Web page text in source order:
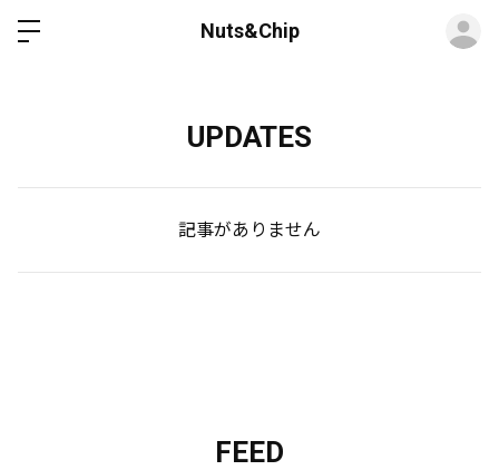
Nuts&Chip
UPDATES
記事がありません
FEED